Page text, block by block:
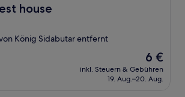
house
König Sidabutar entfernt
Der
Preis
beträgt
6 €
inkl. Steuern & Gebühren
19. Aug.–20. Aug.